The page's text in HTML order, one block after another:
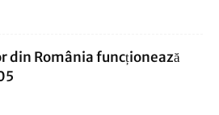
din România funcționează